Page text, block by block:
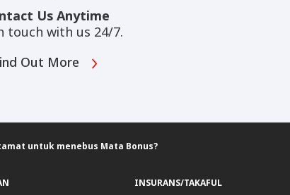
Us Anytime
touch with us 24/7.
Out More
untuk menebus Mata Bonus?
INSURANS/TAKAFUL